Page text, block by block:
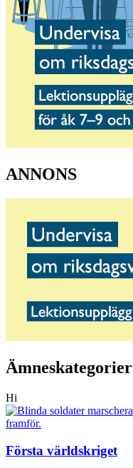
ANNONS
Ämneskategorier
Hi
Första världskriget